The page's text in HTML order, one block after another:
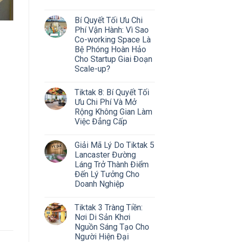
Bí Quyết Tối Ưu Chi
Phí Vận Hành: Vì Sao
Co-working Space Là
Bệ Phóng Hoàn Hảo
Cho Startup Giai Đoạn
Scale-up?
Tiktak 8: Bí Quyết Tối
Ưu Chi Phí Và Mở
Rộng Không Gian Làm
Việc Đẳng Cấp
Giải Mã Lý Do Tiktak 5
Lancaster Đường
Láng Trở Thành Điểm
Đến Lý Tưởng Cho
Doanh Nghiệp
Tiktak 3 Tràng Tiền:
Nơi Di Sản Khơi
Nguồn Sáng Tạo Cho
Người Hiện Đại